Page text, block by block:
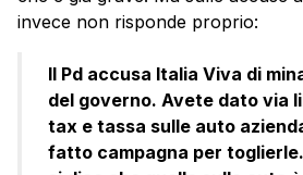
invece non risponde proprio:
Il Pd accusa Italia Viva di
del governo. Avete dato via
tax e tassa sulle auto
fatto campagna per